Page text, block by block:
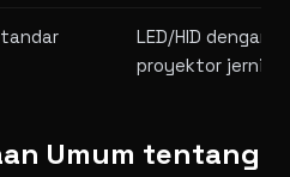
LED/HID dengan
proyektor jernih
Umum tentang